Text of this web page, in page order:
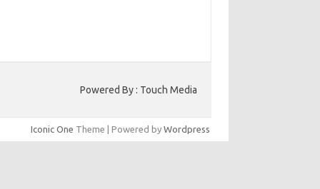
Powered By : Touch Media
Iconic One Theme | Powered by Wordpress